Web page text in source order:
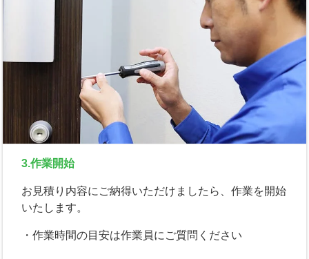
3.作業開始
お見積り内容にご納得いただけましたら、作業を開始
いたします。
・作業時間の目安は作業員にご質問ください